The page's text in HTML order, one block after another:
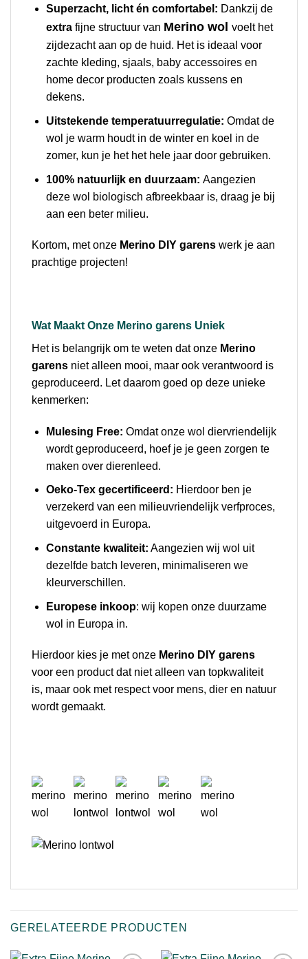
Superzacht, licht én comfortabel: Dankzij de
extrafijne structuur van Merino wol voelt het
zijdezacht aan op de huid. Het is ideaal voor
zachte kleding, sjaals, baby accessoires en
home decor producten zoals kussens en
dekens.
Uitstekende temperatuurregulatie: Omdat de
wol je warm houdt in de winter en koel in de
zomer, kun je het het hele jaar door gebruiken.
100% natuurlijk en duurzaam: Aangezien
deze wol biologisch afbreekbaar is, draag je bij
aan een beter milieu.
Kortom, met onze Merino DIY garens werk je aan
prachtige projecten!
Wat Maakt Onze Merino garens Uniek
Het is belangrijk om te weten dat onze Merino
garens niet alleen mooi, maar ook verantwoord is
geproduceerd. Let daarom goed op deze unieke
kenmerken:
Mulesing Free: Omdat onze wol diervriendelijk
wordt geproduceerd, hoef je je geen zorgen te
maken over dierenleed.
Oeko-Tex gecertificeerd: Hierdoor ben je
verzekerd van een milieuvriendelijk verfproces,
uitgevoerd in Europa.
Constante kwaliteit: Aangezien wij wol uit
dezelfde batch leveren, minimaliseren we
kleurverschillen.
Europese inkoop: wij kopen onze duurzame
wol in Europa in.
Hierdoor kies je met onze Merino DIY garens
voor een product dat niet alleen van topkwaliteit
is, maar ook met respect voor mens, dier en natuur
wordt gemaakt.
GERELATEERDE PRODUCTEN